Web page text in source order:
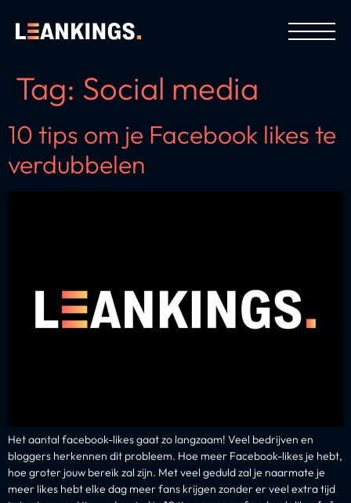
Tag: Social media
10 tips om je Facebook likes te
verdubbelen
Het aantal facebook-likes gaat zo langzaam! Veel bedrijven en
bloggers herkennen dit probleem. Hoe meer Facebook-likes je hebt,
hoe groter jouw bereik zal zijn. Met veel geduld zal je naarmate je
meer likes hebt elke dag meer fans krijgen zonder er veel extra tijd